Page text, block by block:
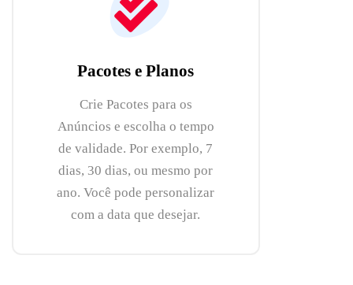
Pacotes e Planos
Crie Pacotes para os
Anúncios e escolha o tempo
de validade. Por exemplo, 7
dias, 30 dias, ou mesmo por
ano. Você pode personalizar
com a data que desejar.